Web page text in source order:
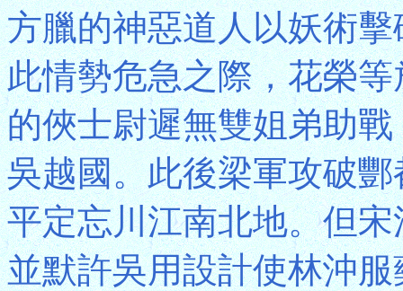
方臘的神惡道人以妖術
此情勢危急之際，花榮
的俠士尉遲無雙姐弟助
吳越國。此後梁軍攻破
平定忘川江南北地。但
並默許吳用設計使林沖